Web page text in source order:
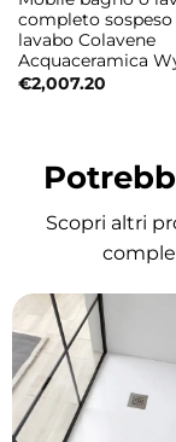
completo sospeso
lavabo Colavene
Acquaceramica
€2,007.20
Scopri altri